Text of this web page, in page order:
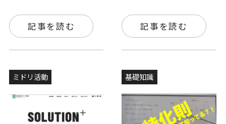
記事を読む 記事を読む
ミドリ活動 基礎知識